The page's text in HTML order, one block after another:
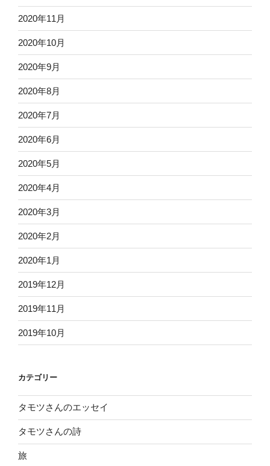
2020年11月
2020年10月
2020年9月
2020年8月
2020年7月
2020年6月
2020年5月
2020年4月
2020年3月
2020年2月
2020年1月
2019年12月
2019年11月
2019年10月
カテゴリー
タモツさんのエッセイ
タモツさんの詩
旅